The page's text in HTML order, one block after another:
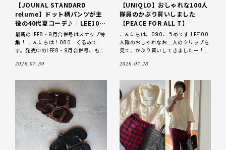
【JOUNAL STANDARD
relume】ドット柄パンツが主
役の40代夏コーデ♪｜LEE100
人隊の夏スナップ・2026
最新のLEE8・9月合併号はスナップ特
集！ こんにちは！080 くるみで
す。発売中のLEE8・9月合併号、もう
今月の目玉は何と言っても「チーム
2026.07.30
【UNIQLO】おしゃれな100人
隊員のかぶり買いしました
【PEACE FOR ALL T】
こんにちは、090こうめです LEE100
人隊のおしゃれなお二人のクリップを
見て、かぶり買いしてきましたー！
こちら⇩★ https://lee
2026.07.28